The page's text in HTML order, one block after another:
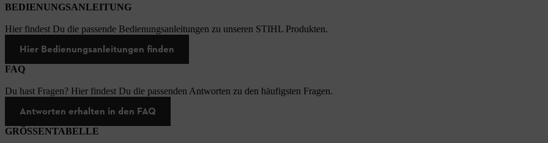
BEDIENUNGSANLEITUNG
Hier findest Du die passende Bedienungsanleitungen zu unseren STIHL Produkten.
Hier Bedienungsanleitungen finden
FAQ
Du hast Fragen? Hier findest Du die passenden Antworten zu den häufigsten Fragen.
Antworten erhalten in den FAQ
GRÖSSENTABELLE